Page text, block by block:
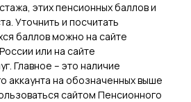
этих пенсионных баллов и
Уточнить и посчитать
баллов можно на сайте
или на сайте
Главное – это наличие
аккаунта на обозначенных выше
сайтом Пенсионного